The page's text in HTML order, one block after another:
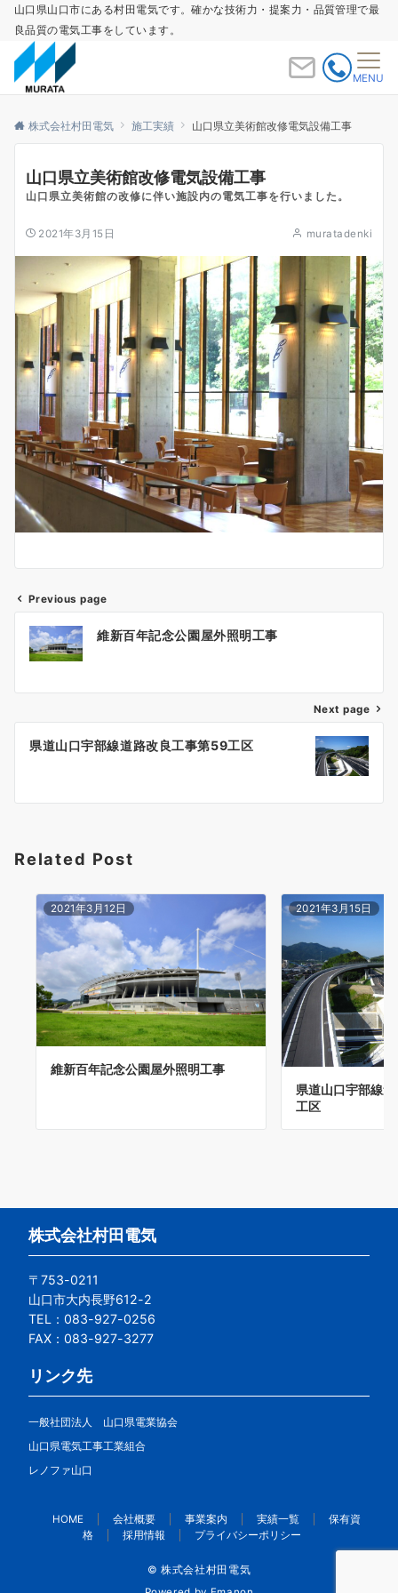
山口県山口市にある村田電気です。確かな技術力・提案力・品質管理で最
良品質の電気工事をしています。
MENU
株式会社村田電気 施工実績 山口県立美術館改修電気設備工事
山口県立美術館改修電気設備工事
山口県立美術館の改修に伴い施設内の電気工事を行いました。
2021年3月15日 muratadenki
投
稿
ゲ
シ
ン
Previous page
維新百年記念公園屋外照明工事
Next page
県道山口宇部線道路改良工事第59工区
Related Post
2021年3月12日
維新百年記念公園屋外照明工事
2021年3月15日
県道山口宇部線
工区
株式会社村田電気
〒753-0211
山口市大内長野612-2
TEL：083-927-0256
FAX：083-927-3277
リンク先
一般社団法人 山口県電業協会
山口県電気工事工業組合
レノファ山口
HOME 会社概要 事業案内 実績一覧
保有資
格
採用情報 プライバシーポリシー
© 株式会社村田電気